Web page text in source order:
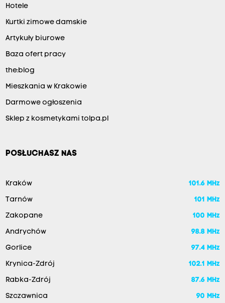
Hotele
Kurtki zimowe damskie
Artykuły biurowe
Baza ofert pracy
the:blog
Mieszkania w Krakowie
Darmowe ogłoszenia
Sklep z kosmetykami tolpa.pl
POSŁUCHASZ NAS
Kraków 101.6 MHz
Tarnów 101 MHz
Zakopane 100 MHz
Andrychów 98.8 MHz
Gorlice 97.4 MHz
Krynica-Zdrój 102.1 MHz
Rabka-Zdrój 87.6 MHz
Szczawnica 90 MHz